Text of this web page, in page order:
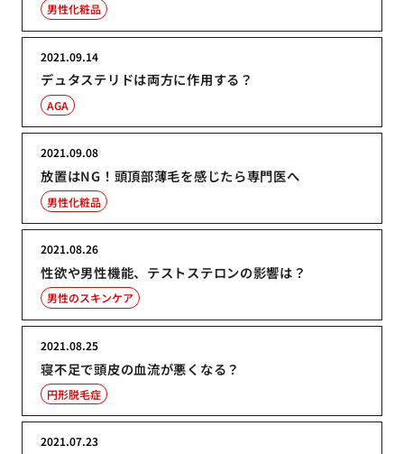
男性化粧品
デュタステリドは両方に作用する？
2021.09.14
AGA
放置はNG！頭頂部薄毛を感じたら専門医へ
2021.09.08
男性化粧品
性欲や男性機能、テストステロンの影響は？
2021.08.26
男性のスキンケア
寝不足で頭皮の血流が悪くなる？
2021.08.25
円形脱毛症
2021.07.23